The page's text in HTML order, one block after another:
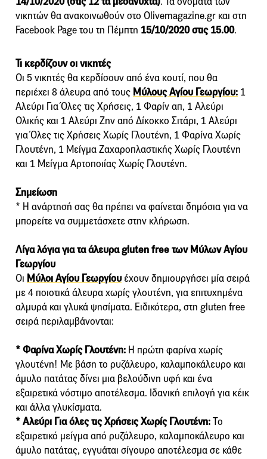
νικητών θα ανακοινωθούν στο Olivemagazine.gr και στη
Facebook Page του τη Πέμπτη 15/10/2020 στις 15.00.
Τι κερδίζουν οι νικητές
Οι 5 νικητές θα κερδίσουν από ένα κουτί, που θα
περιέχει 8 άλευρα από τους Μύλους Αγίου Γεωργίου: 1
Αλεύρι Για Όλες τις Χρήσεις, 1 Φαρίν απ, 1 Αλεύρι
Ολικής και 1 Αλεύρι Ζην από Δίκοκκο Σιτάρι, 1 Αλεύρι
για Όλες τις Χρήσεις Χωρίς Γλουτένη, 1 Φαρίνα Χωρίς
Γλουτένη, 1 Μείγμα Ζαχαροπλαστικής Χωρίς Γλουτένη
και 1 Μείγμα Αρτοποιίας Χωρίς Γλουτένη.
Σημείωση
* Η ανάρτησή σας θα πρέπει να φαίνεται δημόσια για να
μπορείτε να συμμετάσχετε στην κλήρωση.
Λίγα λόγια για τα άλευρα gluten free των Μύλων Αγίου
Γεωργίου
Οι Μύλοι Αγίου Γεωργίου έχουν δημιουργήσει μία σειρά
με 4 ποιοτικά άλευρα χωρίς γλουτένη, για επιτυχημένα
αλμυρά και γλυκά ψησίματα. Ειδικότερα, στη gluten free
σειρά περιλαμβάνονται:
* Φαρίνα Χωρίς Γλουτένη: Η πρώτη φαρίνα χωρίς
γλουτένη! Με βάση το ρυζάλευρο, καλαμποκάλευρο και
άμυλο πατάτας δίνει μια βελούδινη υφή και ένα
εξαιρετικά νόστιμο αποτέλεσμα. Ιδανική επιλογή για κέικ
και άλλα γλυκίσματα.
* Αλεύρι Για όλες τις Χρήσεις Χωρίς Γλουτένη:Το
εξαιρετικό μείγμα από ρυζάλευρο, καλαμποκάλευρο και
άμυλο πατάτας, εγγυάται σίγουρο αποτέλεσμα σε κάθε